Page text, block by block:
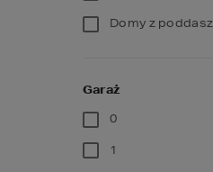
Domy z
Garaż
0
1